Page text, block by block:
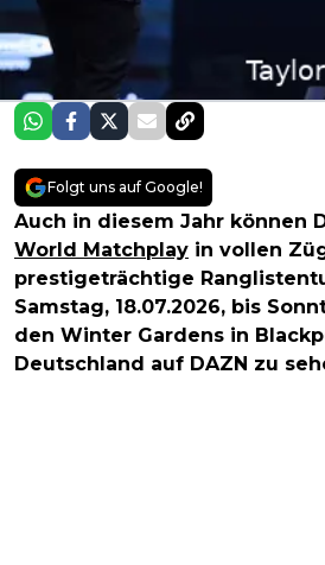
Folgt uns auf Google!
Auch in diesem Jahr können
World Matchplay in vollen
prestigeträchtige
Samstag, 18.07.2026, bis
den Winter Gardens in
Deutschland auf DAZN zu